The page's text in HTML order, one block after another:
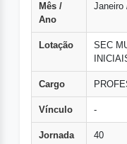
Mês /
Ano
Janeiro
Lotação
SEC
Cargo
Vínculo -
Jornada 40